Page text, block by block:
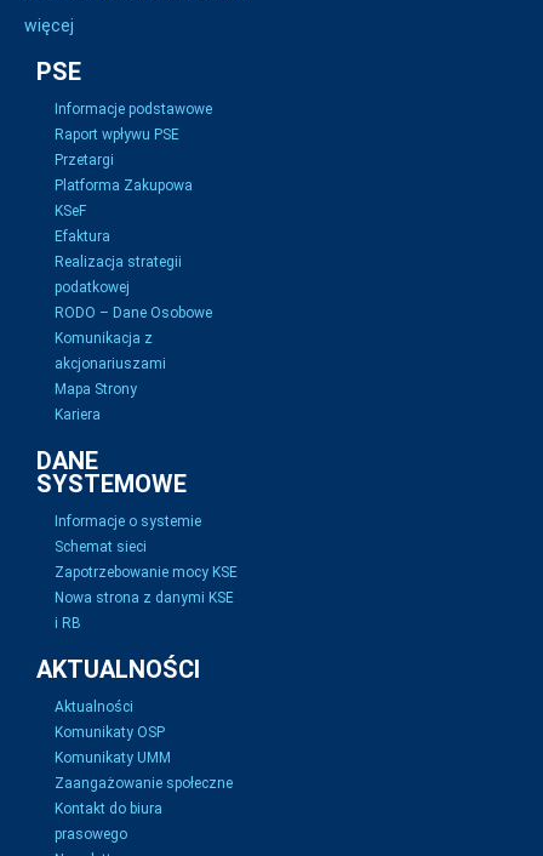
więcej
PSE
Informacje podstawowe
Raport wpływu PSE
Przetargi
Platforma Zakupowa
KSeF
Efaktura
Realizacja strategii
podatkowej
RODO – Dane Osobowe
Komunikacja z
akcjonariuszami
Mapa Strony
Kariera
DANE
SYSTEMOWE
Informacje o systemie
Schemat sieci
Zapotrzebowanie mocy KSE
Nowa strona z danymi KSE
i RB
AKTUALNOŚCI
Aktualności
Komunikaty OSP
Komunikaty UMM
Zaangażowanie społeczne
Kontakt do biura
prasowego